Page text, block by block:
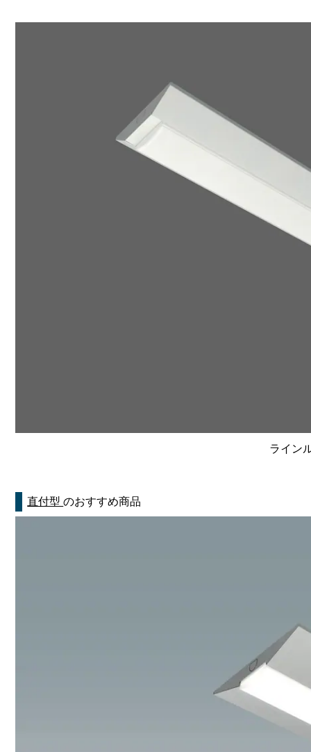
ライン
直付型のおすすめ商品